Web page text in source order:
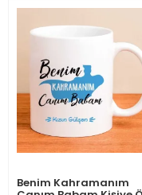
Benim Kahramanım